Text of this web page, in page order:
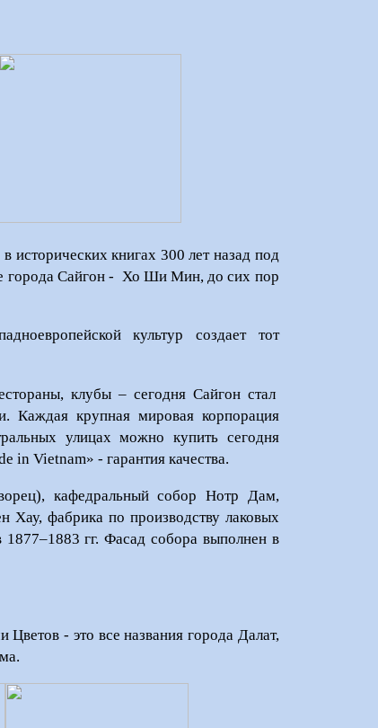
книгах 300 лет назад под
города Сайгон - Хо Ши Мин, до сих пор
культур создает тот
клубы – сегодня Сайгон стал
Каждая крупная мировая корпорация
улицах можно купить сегодня
in Vietnam» - гарантия качества.
кафедральный собор Нотр Дам,
Хау, фабрика по производству лаковых
гг. Фасад собора выполнен в
- это все названия города Далат,